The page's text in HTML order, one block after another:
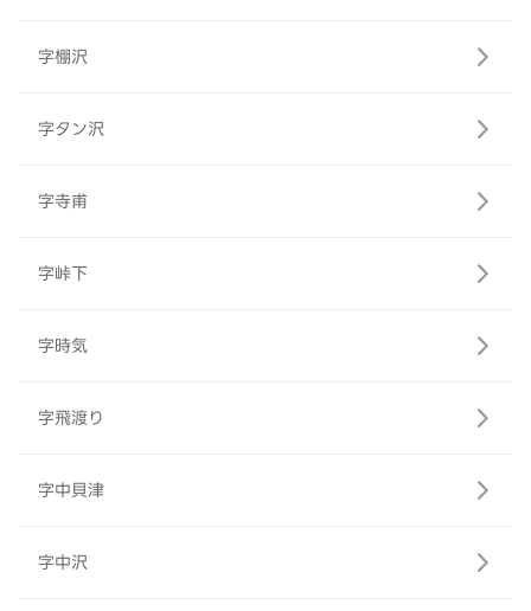
字棚沢
字タン沢
字寺甫
字峠下
字時気
字飛渡り
字中貝津
字中沢